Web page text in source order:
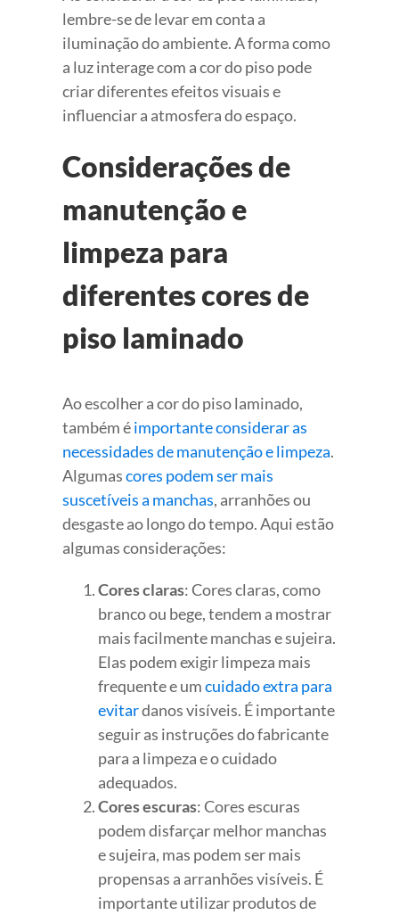
lembre-se de levar em conta a
iluminação do ambiente. A forma como
a luz interage com a cor do piso pode
criar diferentes efeitos visuais e
influenciar a atmosfera do espaço.
Considerações de
manutenção e
limpeza para
diferentes cores de
piso laminado
Ao escolher a cor do piso laminado,
também éimportante considerar as
necessidades de manutenção e limpeza.
Algumascores podem ser mais
suscetíveis a manchas, arranhões ou
desgaste ao longo do tempo. Aqui estão
algumas considerações:
Cores claras: Cores claras, como
branco ou bege, tendem a mostrar
mais facilmente manchas e sujeira.
Elas podem exigir limpeza mais
frequente e umcuidado extra para
evitardanos visíveis. É importante
seguir as instruções do fabricante
para a limpeza e o cuidado
adequados.
Cores escuras: Cores escuras
podem disfarçar melhor manchas
e sujeira, mas podem ser mais
propensas a arranhões visíveis. É
importante utilizar produtos de